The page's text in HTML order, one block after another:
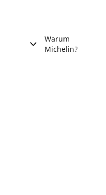
Warum
Michelin?